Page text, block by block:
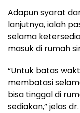
Adapun syarat
lanjutnya, ialah
selama
masuk di rumah
“Untuk batas
membatasi
bisa tinggal di
sediakan,” jelas